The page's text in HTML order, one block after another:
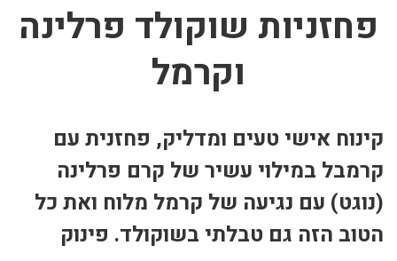
פחזניות שוקולד פרלינה
וקרמל
קינוח אישי טעים ומדליק, פחזנית עם
קרמבל במילוי עשיר של קרם פרלינה
(נוגט) עם נגיעה של קרמל מלוח ואת כל
הטוב הזה גם טבלתי בשוקולד. פינוק